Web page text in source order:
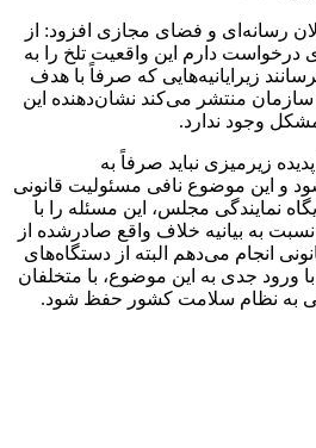
رسانه‌ای و فضای مجازی افزود: از
درخواست دارم این واقعیت تلخ را به
زیرایانیه‌هایی که صرفاً با هدف
منتشر می‌کند نشان‌دهنده این
وجود ندارد.
زیرمیزی نباید صرفاً به
و این موضوع نافی مسئولیت قانونی
نمایندگی مجلس، این مسئله را با
به بیانیه خلاف واقع صادرشده از
انجام می‌دهم البته از دستگاه‌های
ورود جدی به این موضوع، با متخلفان
به نظام سلامت کشور حفظ شود.